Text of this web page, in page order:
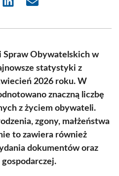
Share Share
Spraw Obywatelskich w
statystyki z
2026 roku. W
znaczną liczbę
z życiem obywateli.
zgony, małżeństwa
to zawiera również
dokumentów oraz
gospodarczej.